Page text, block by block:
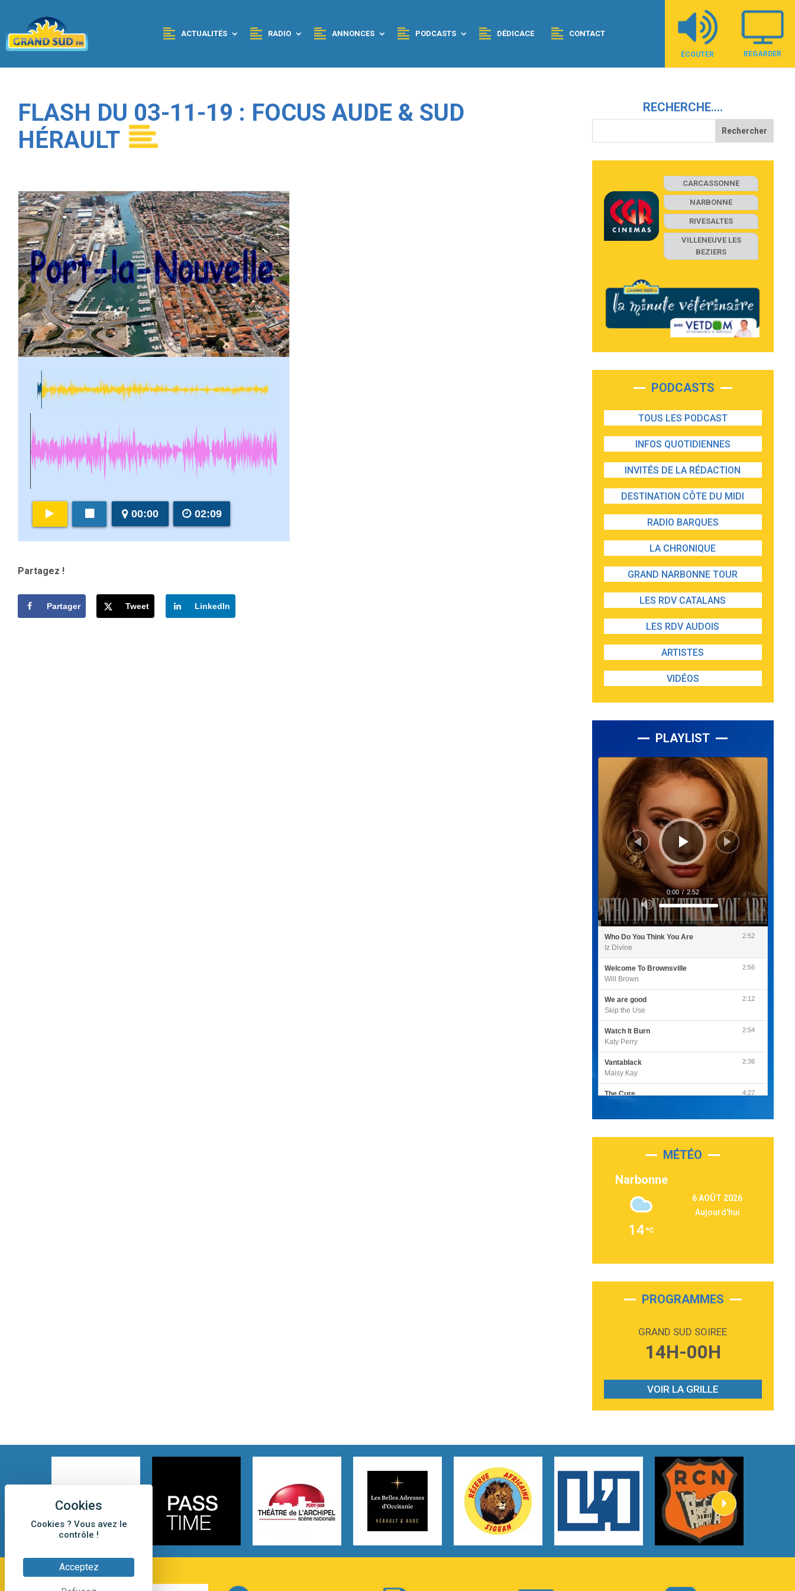
Cookies ? Vous avez le
contrôle !
Acceptez
ACTUALITÉS RADIO ANNONCES PODCASTS DÉDICACE CONTACT
ÉCOUTER REGARDER
FLASH DU 03-11-19 : FOCUS AUDE & SUD
HÉRAULT
00:00 02:09
Partagez !
Partager Tweet LinkedIn
RECHERCHE….
CARCASSONNE
NARBONNE
RIVESALTES
VILLENEUVE LES
BEZIERS
PODCASTS
TOUS LES PODCAST
INFOS QUOTIDIENNES
INVITÉS DE LA RÉDACTION
DESTINATION CÔTE DU MIDI
RADIO BARQUES
LA CHRONIQUE
GRAND NARBONNE TOUR
LES RDV CATALANS
LES RDV AUDOIS
ARTISTES
VIDÉOS
PLAYLIST
Lecteur
Utilisez
les
flèches
haut/bas
augmenter
le
volume.
0:00 / 2:52
Who Do You Think You Are
Iz Divine
2:52
Welcome To Brownsville
Will Brown
2:56
We are good
Skip the Use
2:12
Watch It Burn
Katy Perry
2:54
Vantablack
Maisy Kay
2:36
The Cure
4:27
Luke Combs
Second Chance
Martin Garrix & Ed Sheeran
Alex Warren
On My Soul
2:28
Phoebe Bridgers
Gracie Abrams
Heaven On Your Mind
Kygo
Heart On Fire
Hate that i made you love me
Ariana Grande –
MÉTÉO
Narbonne
14
6 AOÛT 2026
Aujourd'hui
PROGRAMMES
GRAND SUD SOIREE
14H-00H
VOIR LA GRILLE